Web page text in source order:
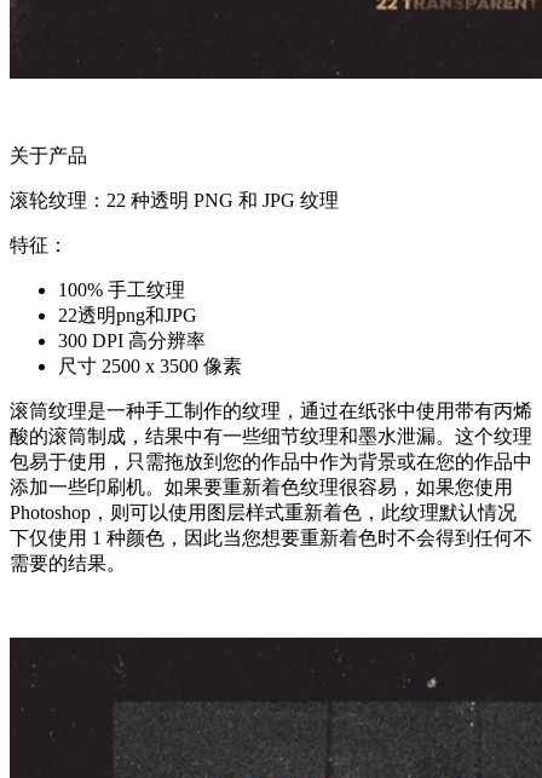
关于产品
滚轮纹理：22 种透明 PNG 和 JPG 纹理
特征：
100% 手工纹理
22透明png和JPG
300 DPI 高分辨率
尺寸 2500 x 3500 像素
滚筒纹理是一种手工制作的纹理，通过在纸张中使用带有丙烯
酸的滚筒制成，结果中有一些细节纹理和墨水泄漏。这个纹理
包易于使用，只需拖放到您的作品中作为背景或在您的作品中
添加一些印刷机。如果要重新着色纹理很容易，如果您使用
Photoshop，则可以使用图层样式重新着色，此纹理默认情况
下仅使用 1 种颜色，因此当您想要重新着色时不会得到任何不
需要的结果。